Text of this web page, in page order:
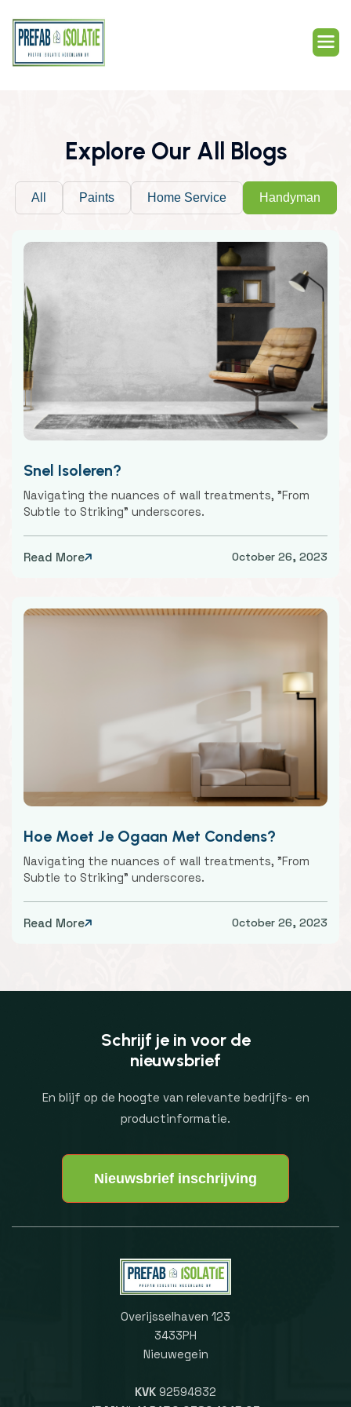
Explore Our All Blogs
All Paints Home Service Handyman
Snel Isoleren?
Navigating the nuances of wall treatments, "From
Subtle to Striking" underscores.
Read More October 26, 2023
Hoe Moet Je Ogaan Met Condens?
Navigating the nuances of wall treatments, "From
Subtle to Striking" underscores.
Read More October 26, 2023
Schrijf je in voor de
nieuwsbrief
En blijf op de hoogte van relevante bedrijfs- en
productinformatie.
Nieuwsbrief inschrijving
Overijsselhaven 123
3433PH
Nieuwegein
KVK 92594832